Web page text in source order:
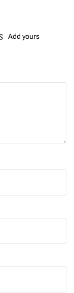
Add yours